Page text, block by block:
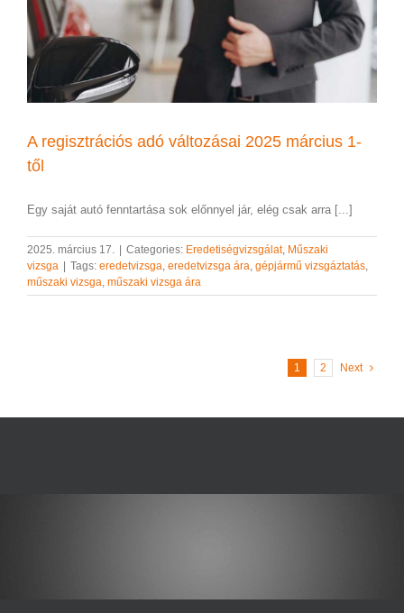
A regisztrációs adó változásai 2025 március 1-
től
Egy saját autó fenntartása sok előnnyel jár, elég csak arra [...]
2025. március 17. | Categories: Eredetiségvizsgálat, Műszaki
vizsga | Tags: eredetvizsga eredetvizsga ára gépjármű vizsgáztatás
műszaki vizsga műszaki vizsga ára
1 2 Next